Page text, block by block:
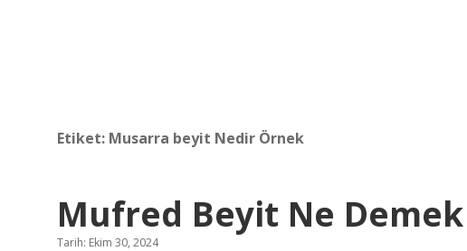
Etiket: Musarra beyit Nedir Örnek
Mufred Beyit Ne Demek
Tarih: Ekim 30, 2024